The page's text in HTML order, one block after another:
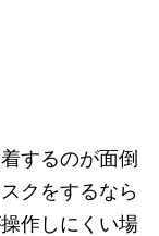
するのが面倒
クをするなら
作しにくい場